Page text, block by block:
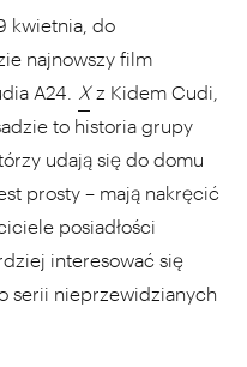
kwietnia, do
najnowszy film
A24.
X z Kidem Cudi,
to historia grupy
udają się do domu
prosty – mają nakręcić
posiadłości
interesować się
serii nieprzewidzianych